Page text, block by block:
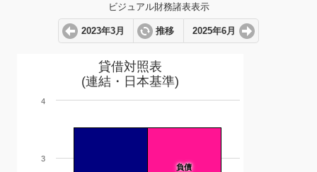
ビジュアル財務諸表表示
2023年3月 推移 2025年6月
貸借対照表
(連結・日本基準)
負債
3
4